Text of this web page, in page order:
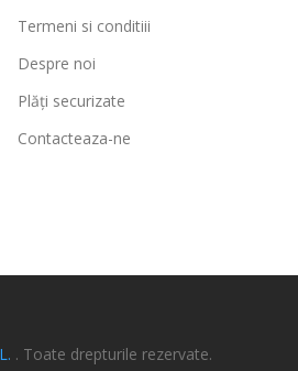
Termeni si conditiii
Despre noi
Plăți securizate
Contacteaza-ne
. Toate drepturile rezervate.